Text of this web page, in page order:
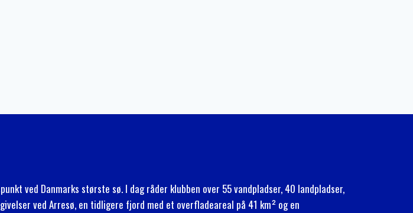
ved Danmarks største sø. I dag råder klubben over 55 vandpladser, 40 landpladser,
ved Arresø, en tidligere fjord med et overfladeareal på 41 km² og en